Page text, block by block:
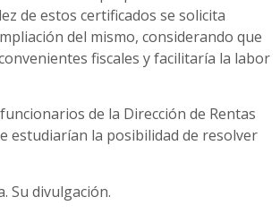
de estos certificados se solicita
del mismo, considerando que
fiscales y facilitaría la labor
de la Dirección de Rentas
estudiarían la posibilidad de resolver
Su divulgación.